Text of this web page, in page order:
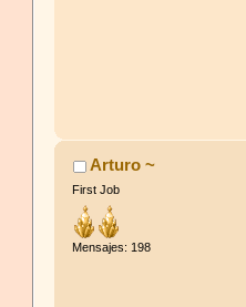
Arturo ~
First Job
Mensajes: 198